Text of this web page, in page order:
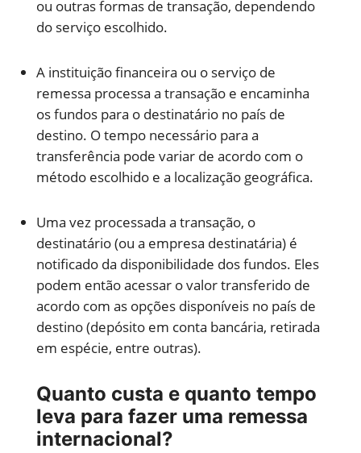
ou outras formas de transação, dependendo
do serviço escolhido.
A instituição financeira ou o serviço de
remessa processa a transação e encaminha
os fundos para o destinatário no país de
destino. O tempo necessário para a
transferência pode variar de acordo com o
método escolhido e a localização geográfica.
Uma vez processada a transação, o
destinatário (ou a empresa destinatária) é
notificado da disponibilidade dos fundos. Eles
podem então acessar o valor transferido de
acordo com as opções disponíveis no país de
destino (depósito em conta bancária, retirada
em espécie, entre outras).
Quanto custa e quanto tempo
leva para fazer uma remessa
internacional?